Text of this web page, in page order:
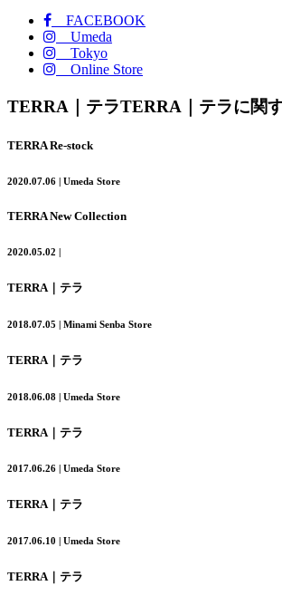
FACEBOOK
Umeda
Tokyo
Online Store
TERRA｜テラTERRA｜テラに関
TERRA Re-stock
2020.07.06 | Umeda Store
TERRA New Collection
2020.05.02 |
TERRA｜テラ
2018.07.05 | Minami Senba Store
TERRA｜テラ
2018.06.08 | Umeda Store
TERRA｜テラ
2017.06.26 | Umeda Store
TERRA｜テラ
2017.06.10 | Umeda Store
TERRA｜テラ